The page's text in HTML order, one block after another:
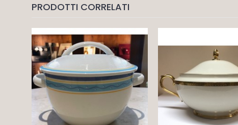
PRODOTTI CORRELATI